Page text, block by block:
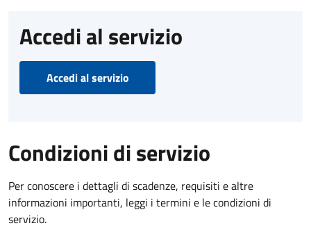
Accedi al servizio
Accedi al servizio
Condizioni di servizio
Per conoscere i dettagli di scadenze, requisiti e altre
informazioni importanti, leggi i termini e le condizioni di
servizio.